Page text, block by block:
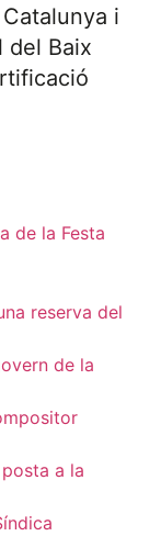
i
del Baix
de la Festa
reserva del
de la
a la